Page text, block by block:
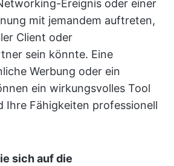
Ereignis oder einer
mit jemandem auftreten,
Client oder
sein könnte. Eine
Werbung oder ein
ein wirkungsvolles Tool
Ihre Fähigkeiten professionell
sich auf die